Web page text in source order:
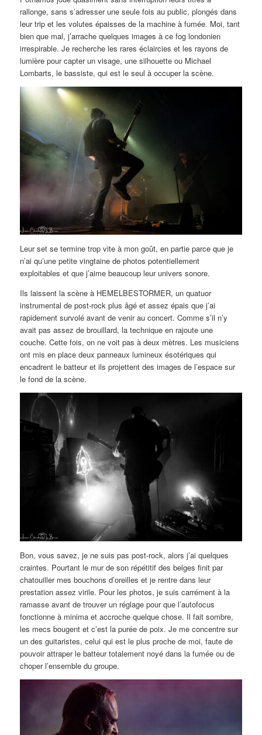
rallonge, sans s’adresser une seule fois au public, plongés dans
leur trip et les volutes épaisses de la machine à fumée. Moi, tant
bien que mal, j’arrache quelques images à ce fog londonien
irrespirable. Je recherche les rares éclaircies et les rayons de
lumière pour capter un visage, une silhouette ou Michael
Lombarts, le bassiste, qui est le seul à occuper la scène.
Leur set se termine trop vite à mon goût, en partie parce que je
n’ai qu’une petite vingtaine de photos potentiellement
exploitables et que j’aime beaucoup leur univers sonore.
Ils laissent la scène à HEMELBESTORMER, un quatuor
instrumental de post-rock plus âgé et assez épais que j’ai
rapidement survolé avant de venir au concert. Comme s’il n’y
avait pas assez de brouillard, la technique en rajoute une
couche. Cette fois, on ne voit pas à deux mètres. Les musiciens
ont mis en place deux panneaux lumineux ésotériques qui
encadrent le batteur et ils projettent des images de l’espace sur
le fond de la scène.
Bon, vous savez, je ne suis pas post-rock, alors j’ai quelques
craintes. Pourtant le mur de son répétitif des belges finit par
chatouiller mes bouchons d’oreilles et je rentre dans leur
prestation assez virile. Pour les photos, je suis carrément à la
ramasse avant de trouver un réglage pour que l’autofocus
fonctionne à minima et accroche quelque chose. Il fait sombre,
les mecs bougent et c’est la purée de poix. Je me concentre sur
un des guitaristes, celui qui est le plus proche de moi, faute de
pouvoir attraper le batteur totalement noyé dans la fumée ou de
choper l’ensemble du groupe.